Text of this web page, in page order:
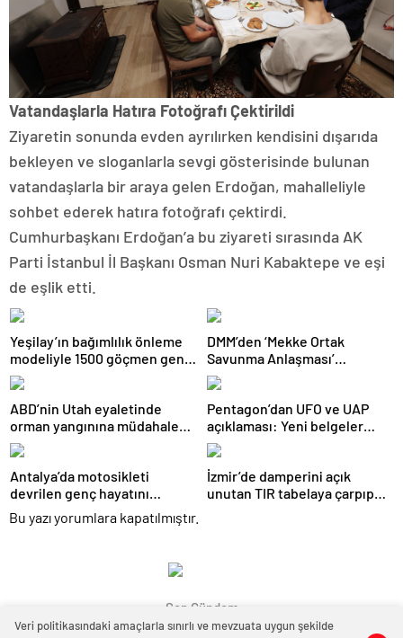
Vatandaşlarla Hatıra Fotoğrafı Çektirildi
Ziyaretin sonunda evden ayrılırken kendisini dışarıda
bekleyen ve sloganlarla sevgi gösterisinde bulunan
vatandaşlarla bir araya gelen Erdoğan, mahalleliyle
sohbet ederek hatıra fotoğrafı çektirdi.
Cumhurbaşkanı Erdoğan’a bu ziyareti sırasında AK
Parti İstanbul İl Başkanı Osman Nuri Kabaktepe ve eşi
de eşlik etti.
Yeşilay’ın bağımlılık önleme
modeliyle 1500 göçmen genç
güvenli geleceğe hazırlandı
DMM’den ‘Mekke Ortak
Savunma Anlaşması’
iddialarına yalanlama
ABD’nin Utah eyaletinde
orman yangınına müdahale
eden helikopter düştü
Pentagon’dan UFO ve UAP
açıklaması: Yeni belgeler
kamuoyuyla paylaşıldı
Antalya’da motosikleti
devrilen genç hayatını
kaybetti
İzmir’de damperini açık
unutan TIR tabelaya çarpıp
Bu yazı yorumlara kapatılmıştır.
Son Gündem
Veri politikasındaki amaçlarla sınırlı ve mevzuata uygun şekilde